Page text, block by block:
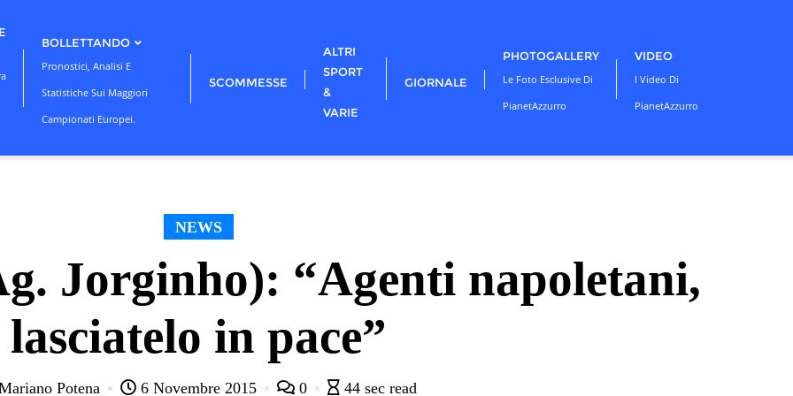
BOLLETTANDO
Pronostici, Analisi E
Statistiche Sui Maggiori
Campionati Europei.
SCOMMESSE
ALTRI
SPORT
&
VARIE
GIORNALE
PHOTOGALLERY
Le Foto Esclusive Di
PianetAzzurro
VIDEO
I Video Di
PianetAzzurro
NEWS
Jorginho): “Agenti napoletani,
lasciatelo in pace”
Potena 6 Novembre 2015 0 44 sec read